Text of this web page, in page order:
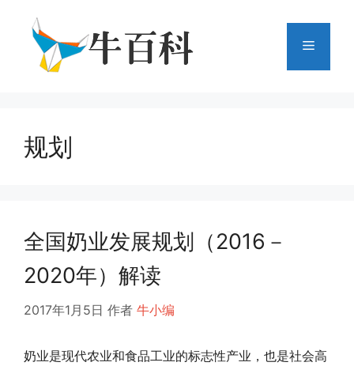
菜
规划
全国奶业发展规划（2016－
2020年）解读
2017年1月5日 作者 牛小编
奶业是现代农业和食品工业的标志性产业，也是社会高